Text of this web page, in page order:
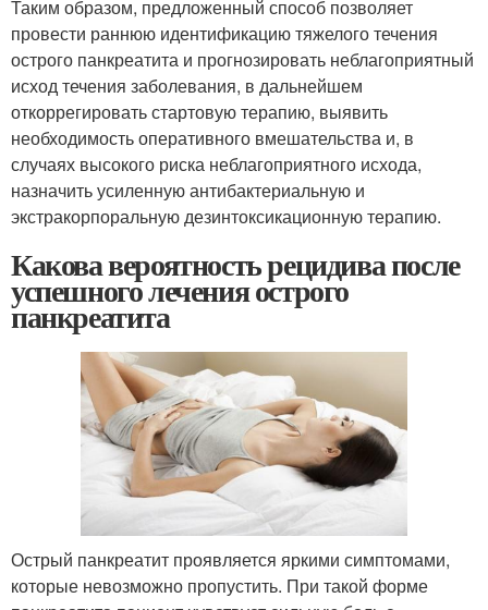
Таким образом, предложенный способ позволяет
провести раннюю идентификацию тяжелого течения
острого панкреатита и прогнозировать неблагоприятный
исход течения заболевания, в дальнейшем
откоррегировать стартовую терапию, выявить
необходимость оперативного вмешательства и, в
случаях высокого риска неблагоприятного исхода,
назначить усиленную антибактериальную и
экстракорпоральную дезинтоксикационную терапию.
Какова вероятность рецидива после
успешного лечения острого
панкреатита
Острый панкреатит проявляется яркими симптомами,
которые невозможно пропустить. При такой форме